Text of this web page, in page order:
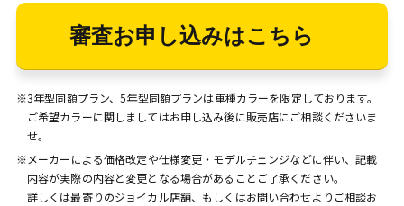
審査お申し込みはこちら
※3年型同額プラン、5年型同額プランは車種カラーを限定しております。
ご希望カラーに関しましてはお申し込み後に販売店にご相談くださいま
せ。
※メーカーによる価格改定や仕様変更・モデルチェンジなどに伴い、記載
内容が実際の内容と変更となる場合があることご了承ください。
詳しくは最寄りのジョイカル店舗、もしくはお問い合わせよりご相談お